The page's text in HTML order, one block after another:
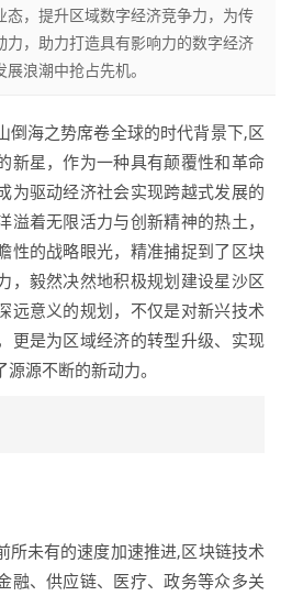
态，提升区域数字经济竞争力，为传
力，助力打造具有影响力的数字经济
浪潮中抢占先机。
倒海之势席卷全球的时代背景下,区
新星，作为一种具有颠覆性和革命
为驱动经济社会实现跨越式发展的
溢着无限活力与创新精神的热土，
性的战略眼光，精准捕捉到了区块
，毅然决然地积极规划建设星沙区
远意义的规划，不仅是对新兴技术
更是为区域经济的转型升级、实现
源不断的新动力。
所未有的速度加速推进,区块链技术
融、供应链、医疗、政务等众多关